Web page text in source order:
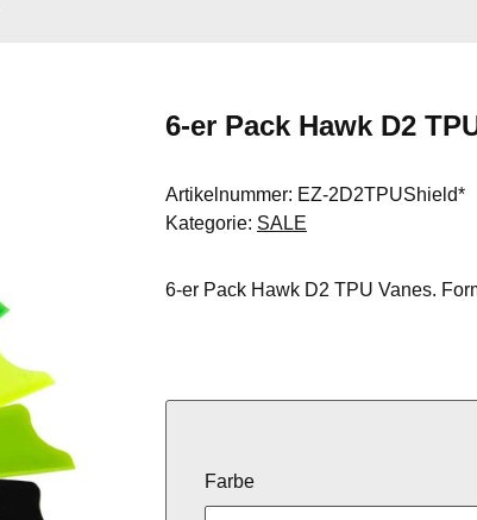
6-er Pack Hawk D2
Artikelnummer: EZ-2D2TPUShield*
Kategorie: SALE
6-er Pack Hawk D2 TPU Vanes.
Farbe